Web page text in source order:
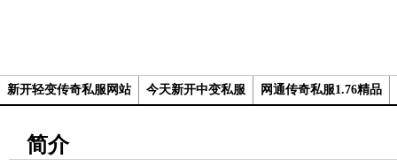
新开轻变传奇私服网站 今天新开中变私服 网通传奇私服1.76精品
简介